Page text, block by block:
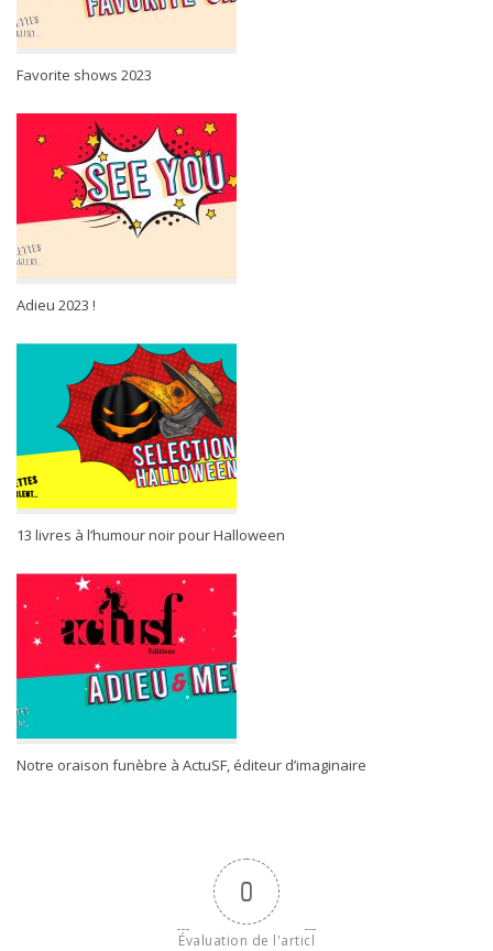
Favorite shows 2023
Adieu 2023 !
13 livres à l’humour noir pour Halloween
Notre oraison funèbre à ActuSF, éditeur d’imaginaire
0
Évaluation de l'articl